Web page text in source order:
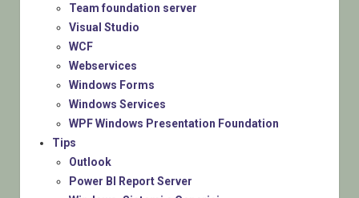
Team foundation server
Visual Studio
WCF
Webservices
Windows Forms
Windows Services
WPF Windows Presentation Foundation
Tips
Outlook
Power BI Report Server